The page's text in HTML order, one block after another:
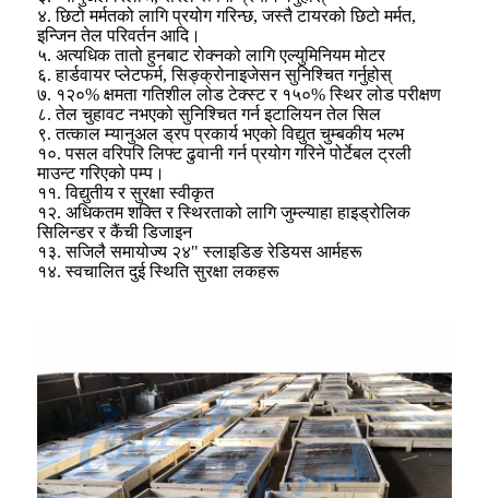
४. छिटो मर्मतको लागि प्रयोग गरिन्छ, जस्तै टायरको छिटो मर्मत,
इन्जिन तेल परिवर्तन आदि।
५. अत्यधिक तातो हुनबाट रोक्नको लागि एल्युमिनियम मोटर
६. हार्डवायर प्लेटफर्म, सिङ्क्रोनाइजेसन सुनिश्चित गर्नुहोस्
७. १२०% क्षमता गतिशील लोड टेक्स्ट र १५०% स्थिर लोड परीक्षण
८. तेल चुहावट नभएको सुनिश्चित गर्न इटालियन तेल सिल
९. तत्काल म्यानुअल ड्रप प्रकार्य भएको विद्युत चुम्बकीय भल्भ
१०. पसल वरिपरि लिफ्ट ढुवानी गर्न प्रयोग गरिने पोर्टेबल ट्रली
माउन्ट गरिएको पम्प।
११. विद्युतीय र सुरक्षा स्वीकृत
१२. अधिकतम शक्ति र स्थिरताको लागि जुम्ल्याहा हाइड्रोलिक
सिलिन्डर र कैंची डिजाइन
१३. सजिलै समायोज्य २४" स्लाइडिङ रेडियस आर्महरू
१४. स्वचालित दुई स्थिति सुरक्षा लकहरू